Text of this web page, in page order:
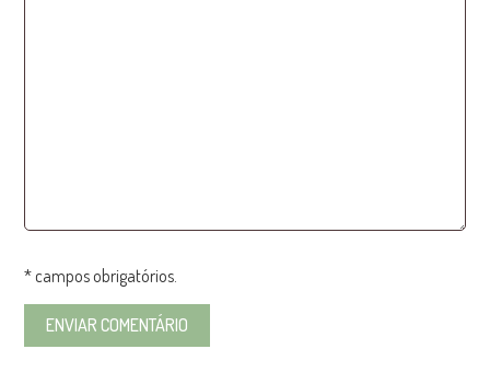
* campos obrigatórios.